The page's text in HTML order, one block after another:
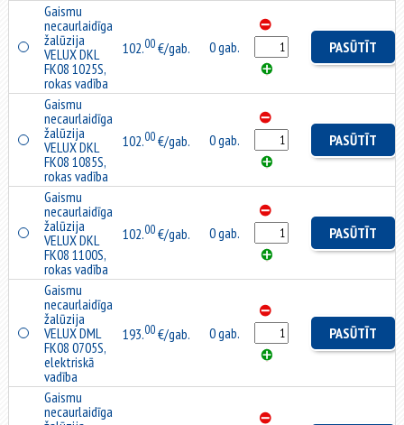
Gaismu
necaurlaidīga
žalūzija
VELUX DKL
FK08 1025S,
rokas vadība
102.00€/gab. 0 gab. PASŪTĪT
Gaismu
necaurlaidīga
žalūzija
VELUX DKL
FK08 1085S,
rokas vadība
102.00€/gab. 0 gab. PASŪTĪT
Gaismu
necaurlaidīga
žalūzija
VELUX DKL
FK08 1100S,
rokas vadība
102.00€/gab. 0 gab. PASŪTĪT
Gaismu
necaurlaidīga
žalūzija
VELUX DML
FK08 0705S,
elektriskā
vadība
193.00€/gab. 0 gab. PASŪTĪT
Gaismu
necaurlaidīga